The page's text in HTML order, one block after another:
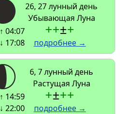
26, 27 лунный день
Убывающая Луна
↑ 04:07
↓ 17:08
++±+
подробнее →
6, 7 лунный день
Растущая Луна
↑ 14:59
↓ 22:00
+±++
подробнее →